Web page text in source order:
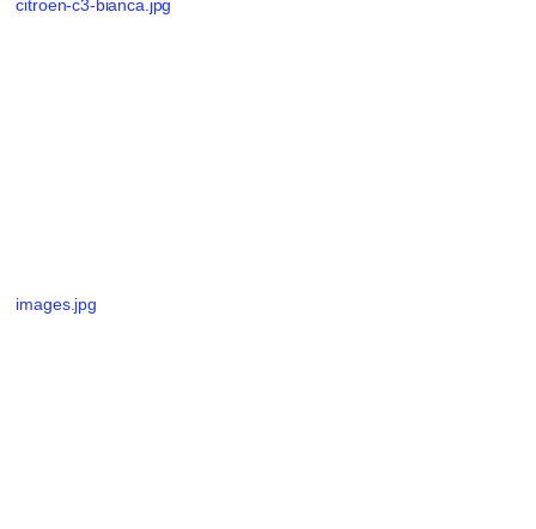
citroen-c3-bianca.jpg
images.jpg